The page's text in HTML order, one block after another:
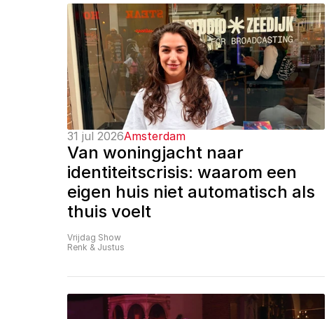
31 jul 2026Amsterdam
Van woningjacht naar
identiteitscrisis: waarom een
eigen huis niet automatisch als
thuis voelt
Vrijdag Show
Renk & Justus